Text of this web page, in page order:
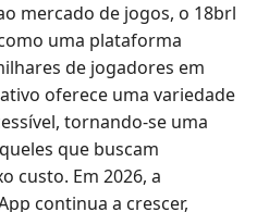
mercado de jogos, o 18brl
uma plataforma
de jogadores em
oferece uma variedade
tornando-se uma
que buscam
custo. Em 2026, a
continua a crescer,